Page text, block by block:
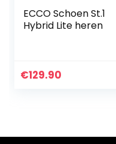
ECCO Schoen St.1
Hybrid Lite heren
€129.90